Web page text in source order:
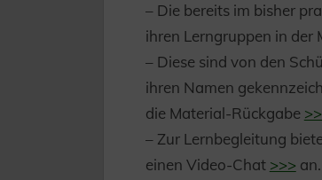
– Die bereits im bisher
ihren Lerngruppen in der
– Diese sind von den
ihren Namen
die Material-Rückgabe
– Zur Lernbegleitung
einen Video-Chat >>>